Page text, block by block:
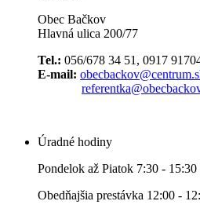
Obec Bačkov
Hlavná ulica 200/77
Tel.: 056/678 34 51, 0917
E-mail:
Úradné hodiny
Pondelok až Piatok 7:30 - 15:30
Obedňajšia prestávka 12:00 -